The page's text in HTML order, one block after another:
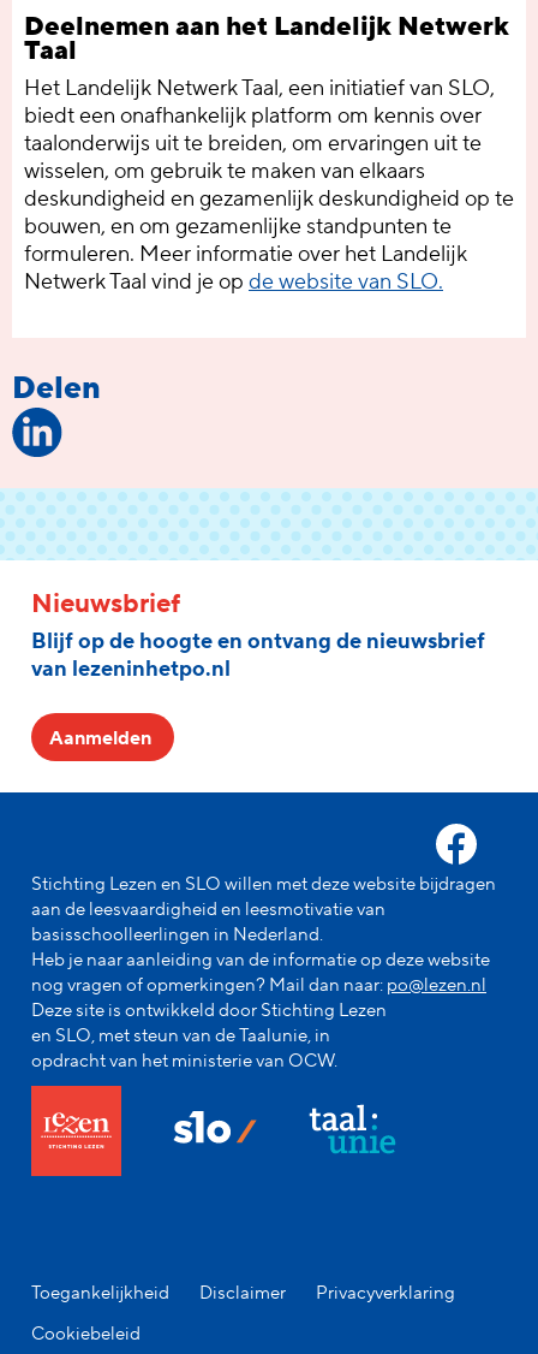
Deelnemen aan het Landelijk Netwerk
Taal
Het Landelijk Netwerk Taal, een initiatief van SLO,
biedt een onafhankelijk platform om kennis over
taalonderwijs uit te breiden, om ervaringen uit te
wisselen, om gebruik te maken van elkaars
deskundigheid en gezamenlijk deskundigheid op te
bouwen, en om gezamenlijke standpunten te
formuleren. Meer informatie over het Landelijk
Netwerk Taal vind je op de website van SLO.
Delen
Stichting Lezen en SLO willen met deze website bijdragen
aan de leesvaardigheid en leesmotivatie van
basisschoolleerlingen in Nederland.
Heb je naar aanleiding van de informatie op deze website
nog vragen of opmerkingen? Mail dan naar: po@lezen.nl
Deze site is ontwikkeld door Stichting Lezen
en SLO, met steun van de Taalunie, in
opdracht van het ministerie van OCW.
Toegankelijkheid Disclaimer
Privacyverklaring
Cookiebeleid
Nieuwsbrief
Blijf op de hoogte en ontvang de nieuwsbrief
van lezeninhetpo.nl
Aanmelden